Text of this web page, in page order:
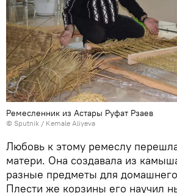
Ремесленник из Астары Руфат Рзаев
© Sputnik / Kemale Aliyeva
Любовь к этому ремеслу
матери. Она создавала из
разные предметы для
Плести же корзины его научил